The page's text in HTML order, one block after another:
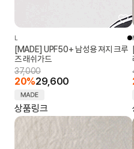
L
[MADE] UPF50+ 남성용 져지 크루
즈 래쉬가드
37,000
20%29,600
상품링크